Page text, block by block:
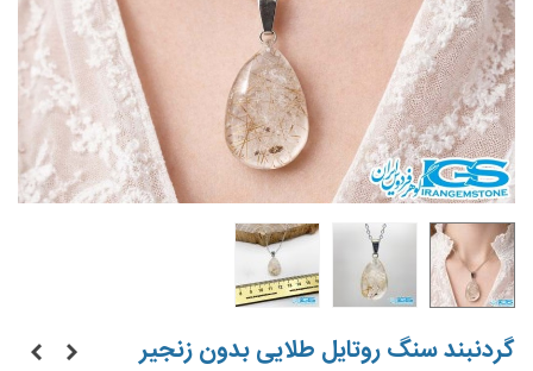
گردنبند سنگ روتایل طلایی بدون زنجیر